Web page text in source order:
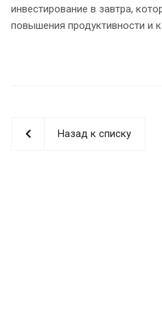
инвестирование в завтра,
повышения продуктивности и
Назад к списку